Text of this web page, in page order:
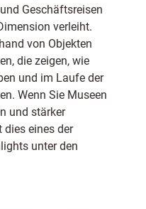
Geschäftsreisen
verleiht.
von Objekten
die zeigen, wie
und im Laufe der
Wenn Sie Museen
und stärker
eines der
unter den